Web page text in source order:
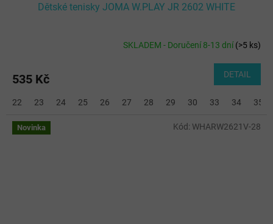
Dětské tenisky JOMA W.PLAY JR 2602 WHITE
SKLADEM - Doručení 8-13 dní(>5 ks)
535 Kč DETAIL
22 23 24 25 26 27 28 29 30 33 34 35
Novinka Kód: WHARW2621V-28